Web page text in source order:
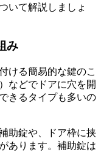
いて解説しましょ
み
ける簡易的な鍵のこ
などでドアに穴を開
きるタイプも多いの
助錠や、ドア枠に挟
あります。補助錠は